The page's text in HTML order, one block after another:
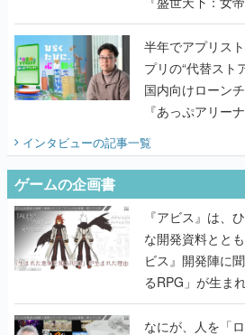
うこだわりをプ
半年でアプリストア
プリの“代替スト
国内向けローン
『あっぷアリー
インタビューの記事一覧
ゲームの企画書
『アビス』は、
な開発資料とと
ビス』開発陣に
るRPG」が生ま
書】
なにが、人を「